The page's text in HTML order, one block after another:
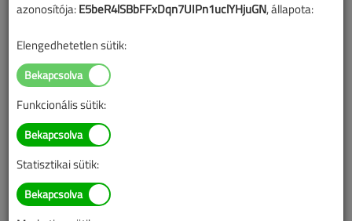
Tavaszi teendők a
biztonságos áramellátáshoz
2026. március 24. |
azonosítója:E5beR4lSBbFFxDqn7UIPn1uclYHjuGN, állapota:
Elengedhetetlen sütik:
Funkcionális sütik:
Statisztikai sütik: